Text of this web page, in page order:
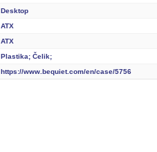
Desktop
ATX
ATX
Plastika; Čelik;
https://www.bequiet.com/en/case/5756